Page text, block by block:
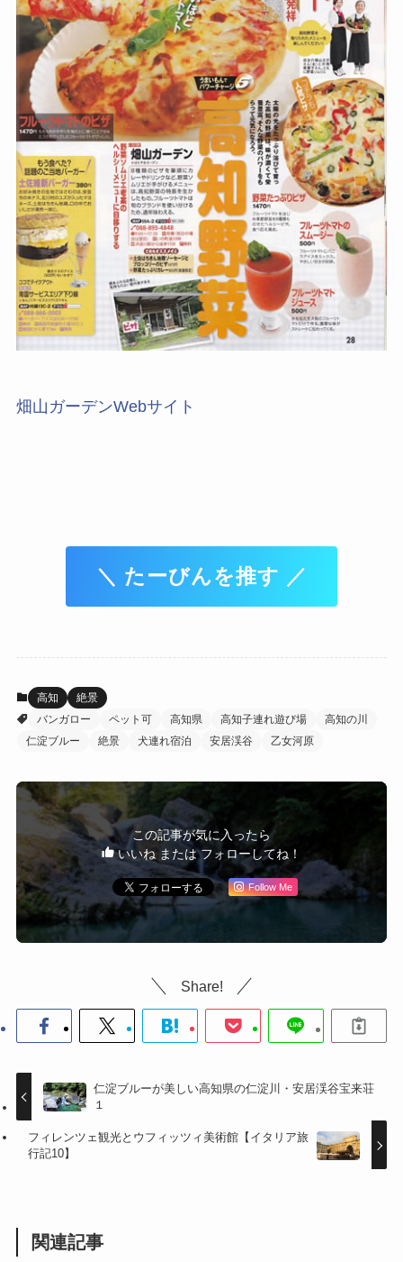
ザを食べて帰りました。
安居渓谷から1時間ほどです。
11時ごろだと並ばず行けました！
ここのはチーズと野菜がたっぷりでめちゃくちゃ
美味しいです^^
＼ たーびんを推す ／
高知県 高知子連れ遊び場
仁淀ブルー
絶景 犬連れ宿泊 安居渓谷 乙女河原